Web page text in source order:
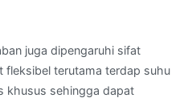
juga dipengaruhi sifat
fleksibel terutama terdap suhu
khusus sehingga dapat